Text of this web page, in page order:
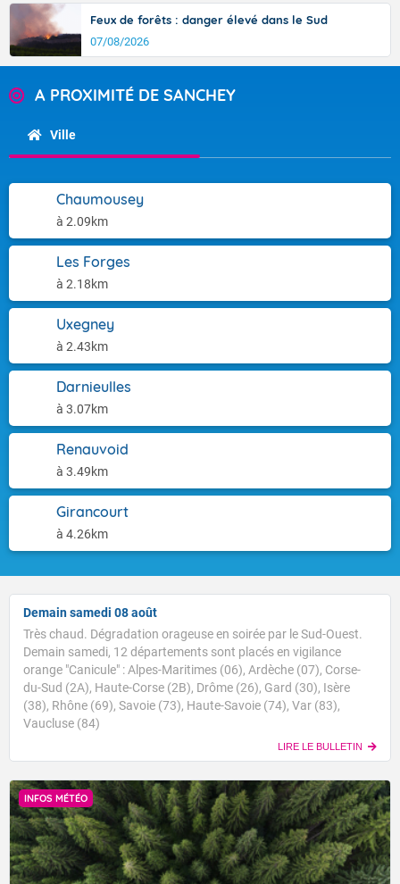
Feux de forêts : danger élevé dans le Sud
07/08/2026
A PROXIMITÉ DE SANCHEY
Ville
Chaumousey
à 2.09km
Les Forges
à 2.18km
Uxegney
à 2.43km
Darnieulles
à 3.07km
Renauvoid
à 3.49km
Girancourt
à 4.26km
Demain samedi 08 août
Très chaud. Dégradation orageuse en soirée par le Sud-Ouest.
Demain samedi, 12 départements sont placés en vigilance
orange "Canicule" : Alpes-Maritimes (06), Ardèche (07), Corse-
du-Sud (2A), Haute-Corse (2B), Drôme (26), Gard (30), Isère
(38), Rhône (69), Savoie (73), Haute-Savoie (74), Var (83),
Vaucluse (84)
LIRE LE BULLETIN
INFOS MÉTÉO